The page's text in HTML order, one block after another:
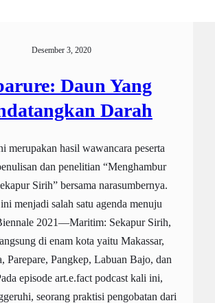
Desember 3, 2020
Daun Yang
Darah
merupakan hasil wawancara peserta
dan penelitian “Menghambur
Sirih” bersama narasumbernya.
menjadi salah satu agenda menuju
2021—Maritim: Sekapur Sirih,
di enam kota yaitu Makassar,
Parepare, Pangkep, Labuan Bajo, dan
episode art.e.fact podcast kali ini,
seorang praktisi pengobatan dari